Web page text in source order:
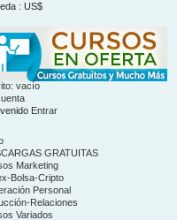
: US$
sitio
vacío
Entrar
GRATUITAS
Marketing
Bolsa-Cripto
Personal
Relaciones
Variados